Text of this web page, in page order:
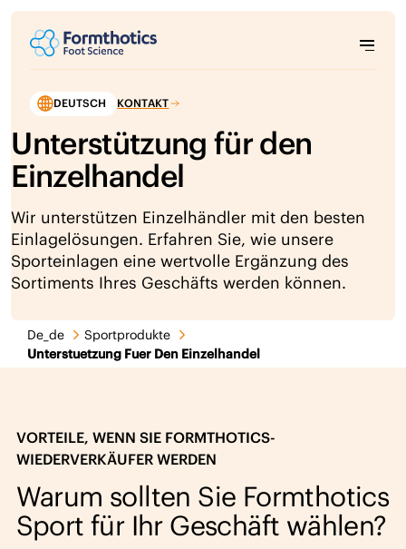
DEUTSCH KONTAKT
Unterstützung für den
Einzelhandel
Wir unterstützen Einzelhändler mit den besten
Einlagelösungen. Erfahren Sie, wie unsere
Sporteinlagen eine wertvolle Ergänzung des
Sortiments Ihres Geschäfts werden können.
De_de
Sportprodukte
Unterstuetzung Fuer Den Einzelhandel
VORTEILE, WENN SIE FORMTHOTICS-
WIEDERVERKÄUFER WERDEN
Warum sollten Sie Formthotics
Sport für Ihr Geschäft wählen?